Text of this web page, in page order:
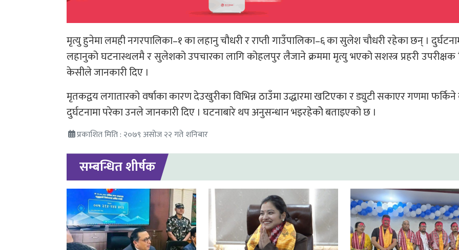
मृत्यु हुनेमा लमही नगरपालिका–१ का लहानु चौधरी र राप्ती गाउँपालिका–६ का सुलेश चौधरी रहेका छन् ।
लहानुको घटनास्थलमै र सुलेशको उपचारका लागि कोहलपुर लैजाने क्रममा मृत्यु भएको सशस्त्र प्रहरी उपरीक्षक
केसीले जानकारी दिए ।
मृतकद्वय लगातारको वर्षाका कारण देउखुरीका विभिन्न ठाउँमा उद्धारमा खटिएका र ड्युटी सकाएर गणमा फर्किने
दुर्घटनामा परेका उनले जानकारी दिए । घटनाबारे थप अनुसन्धान भइरहेकोे बताइएको छ ।
प्रकाशित मिति : २०७९ असोज २२ गते शनिबार
सम्बन्धित शीर्षक